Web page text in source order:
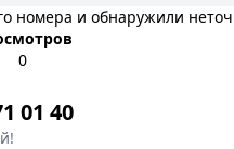
номера и обнаружили
0
01 40